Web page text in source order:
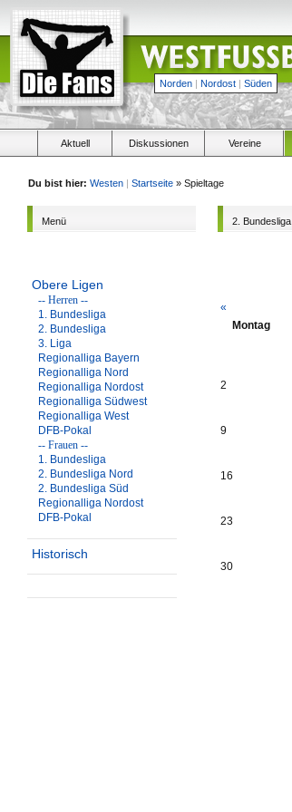
Norden | Nordost | Süden
Aktuell Diskussionen Vereine
Du bist hier: Westen | Startseite » Spieltage
Menü
Obere Ligen
-- Herren --
1. Bundesliga
2. Bundesliga
3. Liga
Regionalliga Bayern
Regionalliga Nord
Regionalliga Nordost
Regionalliga Südwest
Regionalliga West
DFB-Pokal
-- Frauen --
1. Bundesliga
2. Bundesliga Nord
2. Bundesliga Süd
Regionalliga Nordost
DFB-Pokal
Historisch
2. Bundesliga
«
Montag
2
9
16
23
30